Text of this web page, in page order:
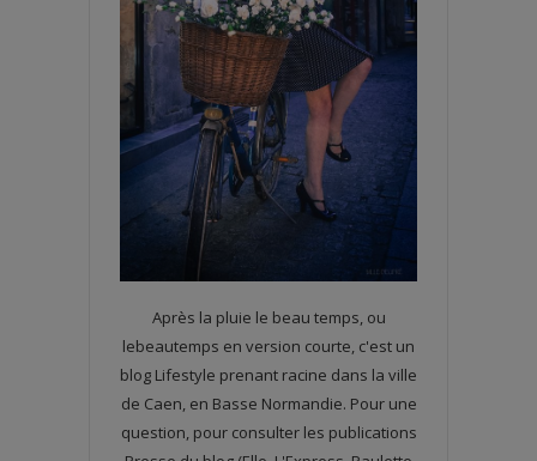
Après la pluie le beau temps, ou
lebeautemps en version courte, c'est un
blog Lifestyle prenant racine dans la ville
de Caen, en Basse Normandie. Pour une
question, pour consulter les publications